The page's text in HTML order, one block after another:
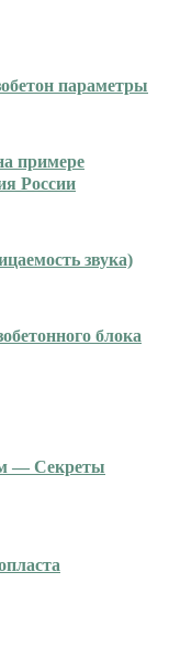
параметры
примере
России
звука)
блока
— Секреты